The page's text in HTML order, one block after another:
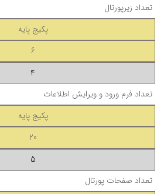
تعداد زیرپورتال
پکیج پایه
6
4
تعداد فرم ورود و ویرایش اطلاعات
پکیج پایه
20
5
تعداد صفحات پورتال